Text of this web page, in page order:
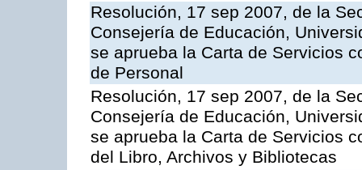
Resolución, 17 sep 2007, de la
Consejería de Educación,
se aprueba la Carta de Servicios
de Personal
Resolución, 17 sep 2007, de la
Consejería de Educación,
se aprueba la Carta de Servicios
del Libro, Archivos y Bibliotecas